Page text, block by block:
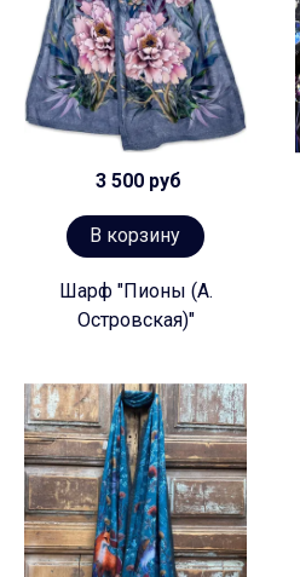
3 500 руб
В корзину
Шарф "Пионы (А.
Островская)"